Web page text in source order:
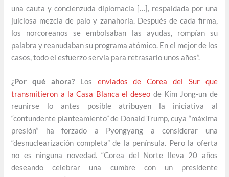
una cauta y concienzuda diplomacia […], respaldada por una
juiciosa mezcla de palo y zanahoria. Después de cada firma,
los norcoreanos se embolsaban las ayudas, rompían su
palabra y reanudaban su programa atómico. En el mejor de los
casos, todo el esfuerzo servía para retrasarlo unos años”.
¿Por qué ahora? Los enviados de Corea del Sur que
transmitieron a la Casa Blanca el deseo de Kim Jong-un de
reunirse lo antes posible atribuyen la iniciativa al
“contundente planteamiento” de Donald Trump, cuya “máxima
presión” ha forzado a Pyongyang a considerar una
“desnuclearización completa” de la península. Pero la oferta
no es ninguna novedad. “Corea del Norte lleva 20 años
deseando celebrar una cumbre con un presidente